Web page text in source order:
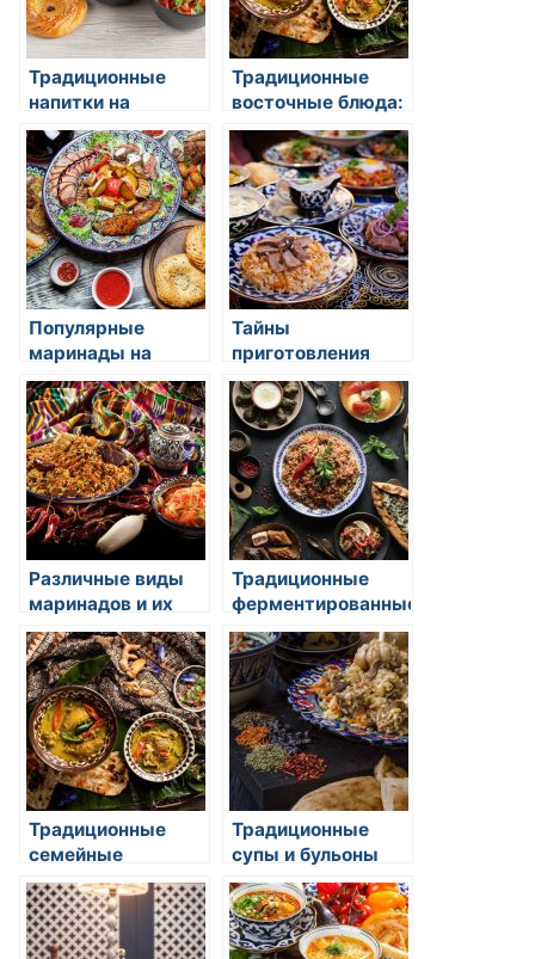
Традиционные
напитки на
восточной кухне
Традиционные
восточные блюда:
открытие для
гурманов
Популярные
маринады на
восточной кухне
Тайны
приготовления
фирменных блюд
восточной кухни
Различные виды
маринадов и их
использование в
восточной кухне
Традиционные
ферментированные
продукты в
восточной кухне
Традиционные
семейные
рецепты:
восточная кухня
Традиционные
супы и бульоны
восточной кухни